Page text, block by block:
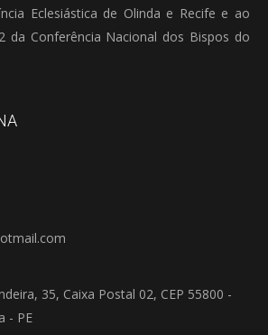
Eclesiástica de Olinda e Recife e ao
da Conferência Nacional dos Bispos do
35, Caixa Postal 02, CEP 55800 -
- PE